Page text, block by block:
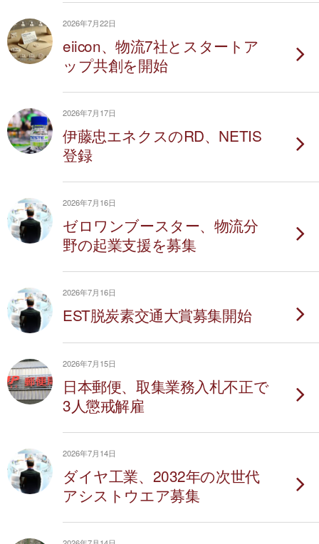
2026年7月22日
eiicon、物流7社とスタートア
ップ共創を開始
2026年7月17日
伊藤忠エネクスのRD、NETIS
登録
2026年7月16日
ゼロワンブースター、物流分
野の起業支援を募集
2026年7月16日
EST脱炭素交通大賞募集開始
2026年7月15日
日本郵便、取集業務入札不正で
3人懲戒解雇
2026年7月14日
ダイヤ工業、2032年の次世代
アシストウエア募集